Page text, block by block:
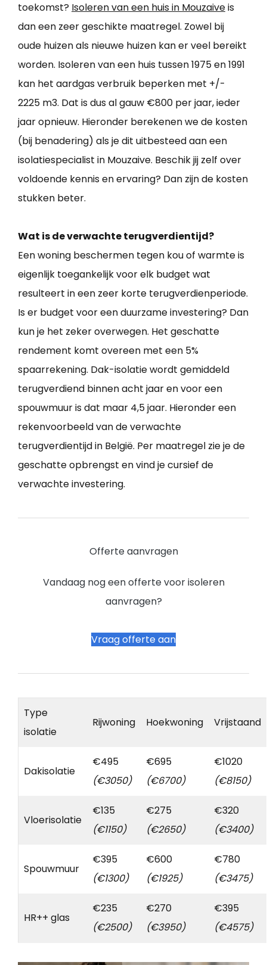
toekomst? Isoleren van een huis in Mouzaiveis
dan een zeer geschikte maatregel. Zowel bij
oude huizen als nieuwe huizen kan er veel bereikt
worden. Isoleren van een huis tussen 1975 en 1991
kan het aardgas verbruik beperken met +/-
2225 m3. Dat is dus al gauw €800 per jaar, ieder
jaar opnieuw. Hieronder berekenen we de kosten
(bij benadering) als je dit uitbesteed aan een
isolatiespecialist in Mouzaive. Beschik jij zelf over
voldoende kennis en ervaring? Dan zijn de kosten
stukken beter.
Wat is de verwachte terugverdientijd?
Een woning beschermen tegen kou of warmte is
eigenlijk toegankelijk voor elk budget wat
resulteert in een zeer korte terugverdienperiode.
Is er budget voor een duurzame investering? Dan
kun je het zeker overwegen. Het geschatte
rendement komt overeen met een 5%
spaarrekening. Dak-isolatie wordt gemiddeld
terugverdiend binnen acht jaar en voor een
spouwmuur is dat maar 4,5 jaar. Hieronder een
rekenvoorbeeld van de verwachte
terugverdientijd in België. Per maatregel zie je de
geschatte opbrengst en vind je cursief de
verwachte investering.
Offerte aanvragen
Vandaag nog een offerte voor isoleren
aanvragen?
Vraag offerte aan
Type
isolatie
Rijwoning Hoekwoning Vrijstaand
Dakisolatie
€495
(€3050)
€695
(€6700)
€1020
(€8150)
Vloerisolatie
€135
(€1150)
€275
(€2650)
€320
(€3400)
Spouwmuur
€395
(€1300)
€600
(€1925)
€780
(€3475)
HR++ glas
€235
(€2500)
€270
(€3950)
€395
(€4575)